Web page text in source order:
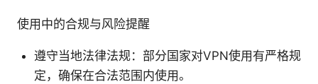
使用中的合规与风险提醒
遵守当地法律法规：部分国家对VPN使用有严格规
定，确保在合法范围内使用。